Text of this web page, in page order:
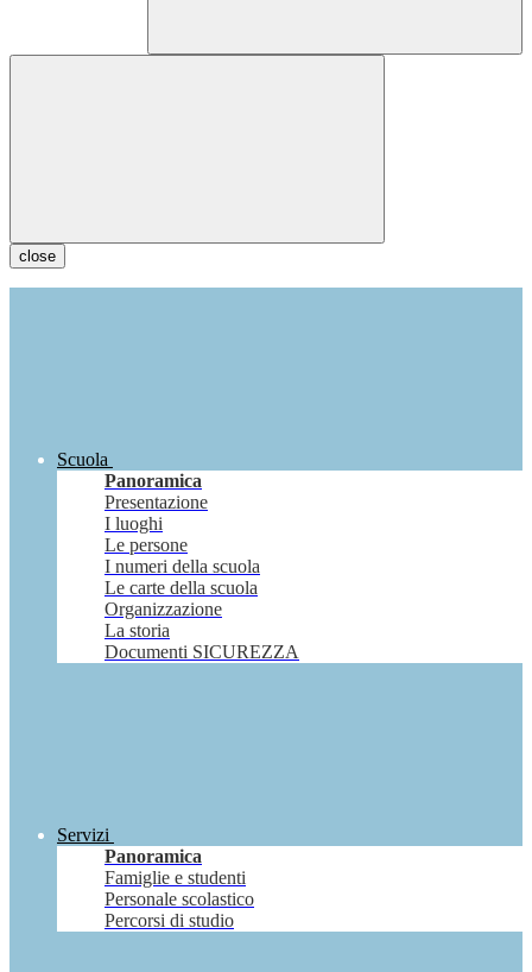
close
Scuola
Panoramica
Presentazione
I luoghi
Le persone
I numeri della scuola
Le carte della scuola
Organizzazione
La storia
Documenti SICUREZZA
Servizi
Panoramica
Famiglie e studenti
Personale scolastico
Percorsi di studio